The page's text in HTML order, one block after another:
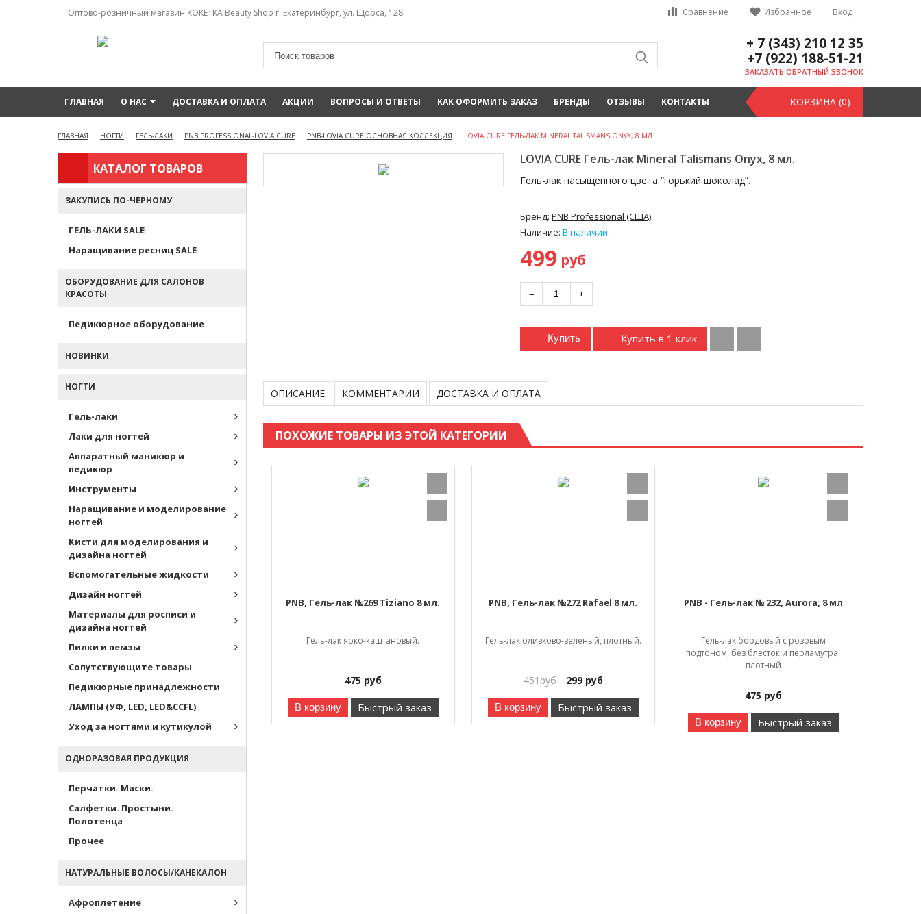
Оптово-розничный магазин KOKETKA Beauty Shop г. Екатеринбург, ул. Щорса, 128 Вход
Избранное
Сравнение
+ 7 (343) 210 12 35
+7 (922) 188-51-21
ЗАКАЗАТЬ ОБРАТНЫЙ ЗВОНОК
ГЛАВНАЯ О НАС ДОСТАВКА И ОПЛАТА АКЦИИ ВОПРОСЫ И ОТВЕТЫ КАК ОФОРМИТЬ ЗАКАЗ БРЕНДЫ ОТЗЫВЫ КОНТАКТЫ КОРЗИНА (0)
ГЛАВНАЯ НОГТИ ГЕЛЬ-ЛАКИ PNB PROFESSIONAL-LOVIA CURE PNB-LOVIA CURE ОСНОВНАЯ КОЛЛЕКЦИЯ LOVIA CURE ГЕЛЬ-ЛАК MINERAL TALISMANS ONYX, 8 МЛ.
КАТАЛОГ ТОВАРОВ
ЗАКУПИСЬ ПО-ЧЕРНОМУ
ГЕЛЬ-ЛАКИ SALE
Наращивание ресниц SALE
ОБОРУДОВАНИЕ ДЛЯ САЛОНОВ
КРАСОТЫ
Педикюрное оборудование
НОВИНКИ
НОГТИ
Гель-лаки
Лаки для ногтей
Аппаратный маникюр и
педикюр
Инструменты
Наращивание и моделирование
ногтей
Кисти для моделирования и
дизайна ногтей
Вспомогательные жидкости
Дизайн ногтей
Материалы для росписи и
дизайна ногтей
Пилки и пемзы
Сопутствующите товары
Педикюрные принадлежности
ЛАМПЫ (УФ, LED, LED&CCFL)
Уход за ногтями и кутикулой
ОДНОРАЗОВАЯ ПРОДУКЦИЯ
Перчатки. Маски.
Салфетки. Простыни.
Полотенца
Прочее
НАТУРАЛЬНЫЕ ВОЛОСЫ/КАНЕКАЛОН
Афроплетение
LOVIA CURE Гель-лак Mineral Talismans Onyx, 8 мл.
Гель-лак насыщенного цвета “горький шоколад”.
Бренд: PNB Professional (США)
Наличие: В наличии
499 руб
− +
Купить Купить в 1 клик
ОПИСАНИЕ КОММЕНТАРИИ ДОСТАВКА И ОПЛАТА
ПОХОЖИЕ ТОВАРЫ ИЗ ЭТОЙ КАТЕГОРИИ
PNB, Гель-лак №269 Tiziano 8 мл.
Гель-лак ярко-каштановый.
475 руб
В корзину Быстрый заказ
PNB, Гель-лак №272 Rafael 8 мл.
Гель-лак оливково-зеленый, плотный.
451руб 299руб
В корзину Быстрый заказ
PNB - Гель-лак № 232, Aurora, 8 мл
Гель-лак бордовый с розовым
подтоном, без блесток и перламутра,
плотный
475 руб
В корзину Быстрый заказ